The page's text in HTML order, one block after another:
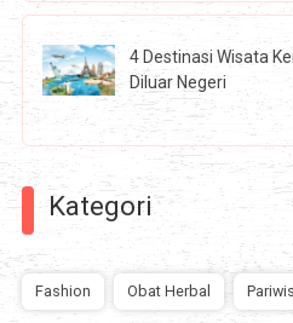
4 Destinasi Wisata
Diluar Negeri
Kategori
Fashion Obat Herbal